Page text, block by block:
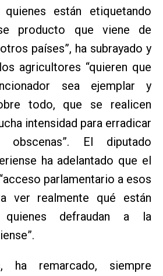
están etiquetando
producto que viene de
países”, ha subrayado y
agricultores “quieren que
sea ejemplar y
todo, que se realicen
intensidad para erradicar
obscenas”. El diputado
ha adelantado que el
parlamentario a esos
ver realmente qué están
defraudan a la
ha remarcado, siempre